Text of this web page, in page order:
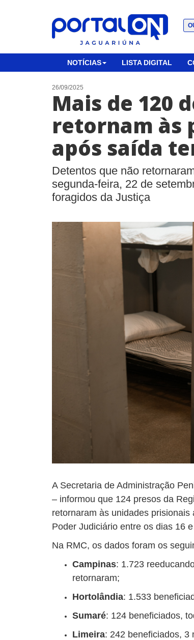
NOTÍCIAS LISTA DIGITAL
26/09/2025
Mais de 120
retornam às
após saída
Detentos que não
segunda-feira, 22 de
foragidos da Justiça
A Secretaria de Administração
– informou que 124 presos da
retornaram às unidades
Poder Judiciário entre os dias 16
Na RMC, os dados foram os
Campinas: 1.723
retornaram;
Hortolândia: 1.533
Sumaré: 124 beneficiados,
Limeira: 242 beneficiados, 3